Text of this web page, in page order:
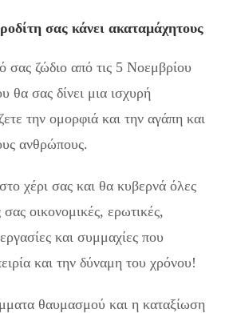
σας κάνει ακαταμάχητους
σας ζώδιο από τις 5 Νοεμβρίου
θα σας δίνει μια ισχυρή
την ομορφιά και την αγάπη και
ανθρώπους.
χέρι σας και θα κυβερνά όλες
σας οικονομικές, ερωτικές,
και συμμαχίες που
και την δύναμη του χρόνου!
θαυμασμού και η καταξίωση